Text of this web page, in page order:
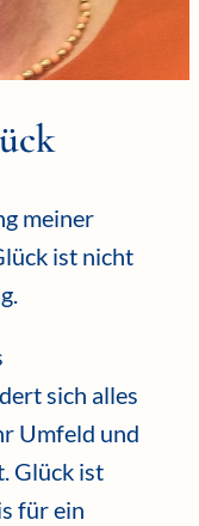
meiner
ist nicht
sich alles
Umfeld und
Glück ist
für ein